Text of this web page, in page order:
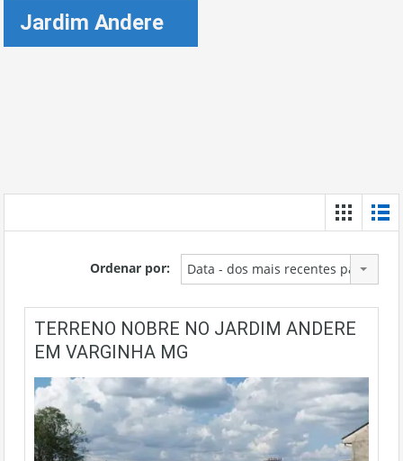
Jardim Andere
Ordenar por: Data - dos mais recentes para os
TERRENO NOBRE NO JARDIM ANDERE
EM VARGINHA MG